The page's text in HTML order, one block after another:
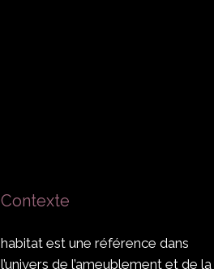
Contexte
habitat est une référence dans
l’univers de l’ameublement et de la